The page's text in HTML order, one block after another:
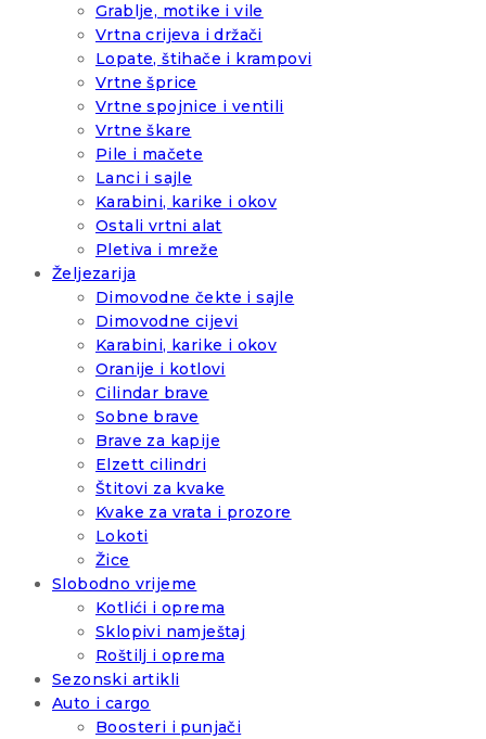
Grablje, motike i vile
Vrtna crijeva i držači
Lopate, štihače i krampovi
Vrtne šprice
Vrtne spojnice i ventili
Vrtne škare
Pile i mačete
Lanci i sajle
Karabini, karike i okov
Ostali vrtni alat
Pletiva i mreže
Željezarija
Dimovodne čekte i sajle
Dimovodne cijevi
Karabini, karike i okov
Oranije i kotlovi
Cilindar brave
Sobne brave
Brave za kapije
Elzett cilindri
Štitovi za kvake
Kvake za vrata i prozore
Lokoti
Žice
Slobodno vrijeme
Kotlići i oprema
Sklopivi namještaj
Roštilj i oprema
Sezonski artikli
Auto i cargo
Boosteri i punjači